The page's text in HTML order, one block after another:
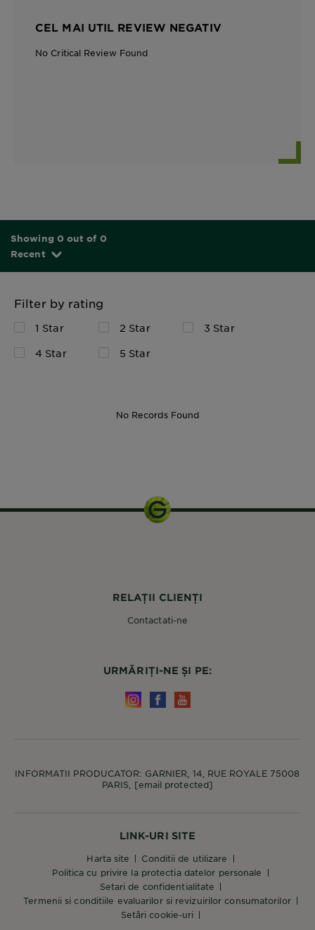
CEL MAI UTIL REVIEW NEGATIV
No Critical Review Found
Showing 0 out of 0
Recent
Filter by rating
1 Star 2 Star
3 Star
4 Star
5 Star
No Records Found
LINK-URI SITE
harta site
conditii de utilizare
politica cu privire la protectia datelor personale
setari de confidentialitate
termenii si conditiile evaluarilor si revizuirilor consumatorilor
setări cookie-uri
RELAȚII CLIENȚI
Contactati-ne
URMĂRIȚI-NE ȘI PE:
INFORMATII PRODUCATOR: GARNIER, 14, RUE ROYALE 75008
PARIS, [email protected]